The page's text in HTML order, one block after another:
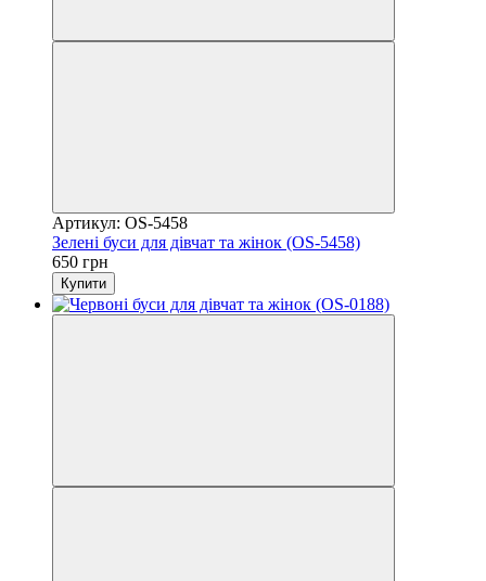
Артикул: OS-5458
Зелені буси для дівчат та жінок (OS-5458)
650 грн
Купити